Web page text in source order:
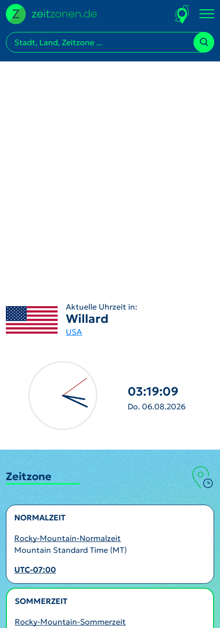
Aktuelle Uhrzeit in:
Willard
USA
03:19:10
Do. 06.08.2026
Zeitzone
NORMALZEIT
Rocky-Mountain-Normalzeit
Mountain Standard Time (MT)
UTC-07:00
SOMMERZEIT
Rocky-Mountain-Sommerzeit